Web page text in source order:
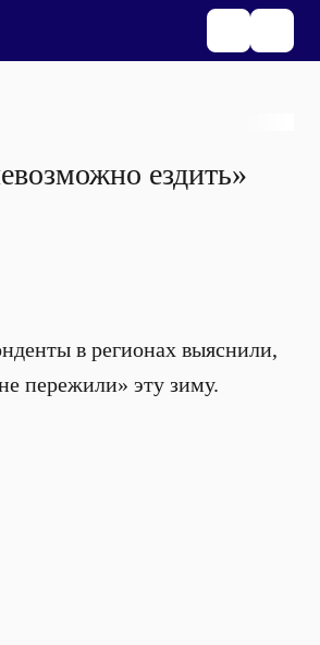
ездить»
в регионах выяснили,
пережили» эту зиму.